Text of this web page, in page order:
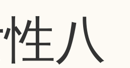
八